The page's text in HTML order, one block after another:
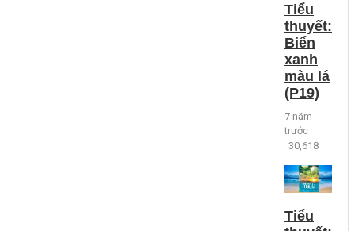
Tiểu
thuyết:
Biển
xanh
màu lá
(P19)
7 năm
trước
30,618
Tiểu